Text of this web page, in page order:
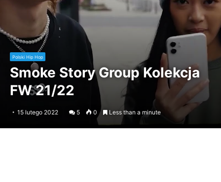
Polski Hip Hop
Smoke Story Group Kolekcja
FW 21/22
15 lutego 2022 5 0 Less than a minute